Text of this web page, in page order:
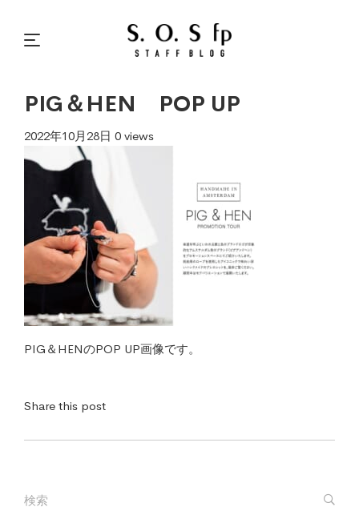
PIG＆HEN POP UP
2022年10月28日 0 views
PIG＆HENのPOP UP画像です。
Share this post